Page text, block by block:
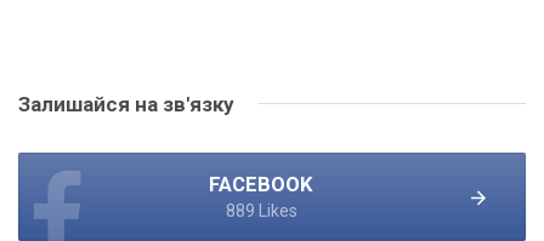
Залишайся на зв'язку
FACEBOOK
889 Likes